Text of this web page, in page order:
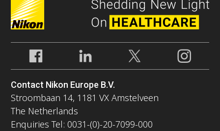
Contact Nikon Europe B.V.
Stroombaan 14, 1181 VX Amstelveen
The Netherlands
Enquiries Tel: 0031-(0)-20-7099-000